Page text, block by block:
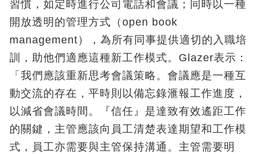
習慣，如定時進行公司電話和會議；同時以一種
開放透明的管理方式（open book
management），為所有同事提供適切的入職培
訓，助他們適應這種新工作模式。Glazer表示：
「我們應該重新思考會議策略。會議應是一種互
動交流的存在，平時則以備忘錄滙報工作進度，
以減省會議時間。『信任』是達致有效遙距工作
的關鍵，主管應該向員工清楚表達期望和工作模
式，員工亦需要與主管保持溝通。主管需要明